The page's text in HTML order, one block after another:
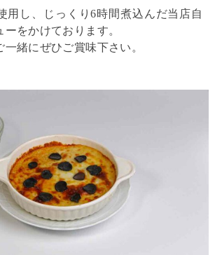
用し、じっくり6時間煮込んだ当店自
をかけております。
一緒にぜひご賞味下さい。